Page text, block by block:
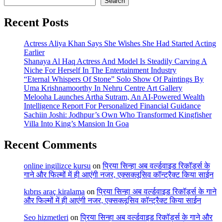
Recent Posts
Actress Aliya Khan Says She Wishes She Had Started Acting
Earlier
Shanaya Al Haq Actress And Model Is Steadily Carving A
Niche For Herself In The Entertainment Industry
“Eternal Whispers Of Stone” Solo Show Of Paintings By
Uma Krishnamoorthy In Nehru Centre Art Gallery
Melooha Launches Artha Sutram, An AI-Powered Wealth
Intelligence Report For Personalized Financial Guidance
Sachiin Joshi: Jodhpur’s Own Who Transformed Kingfisher
Villa Into King’s Mansion In Goa
Recent Comments
online ingilizce kursu onप्रिया सिन्हा अब वर्ल्डवाइड रिकॉर्ड्स के
गाने और फिल्मों में ही आएंगी नजर, एक्सक्लूसिव कॉन्ट्रैक्ट किया साईन
kıbrıs araç kiralama onप्रिया सिन्हा अब वर्ल्डवाइड रिकॉर्ड्स के गाने
और फिल्मों में ही आएंगी नजर, एक्सक्लूसिव कॉन्ट्रैक्ट किया साईन
Seo hizmetleri onप्रिया सिन्हा अब वर्ल्डवाइड रिकॉर्ड्स के गाने और